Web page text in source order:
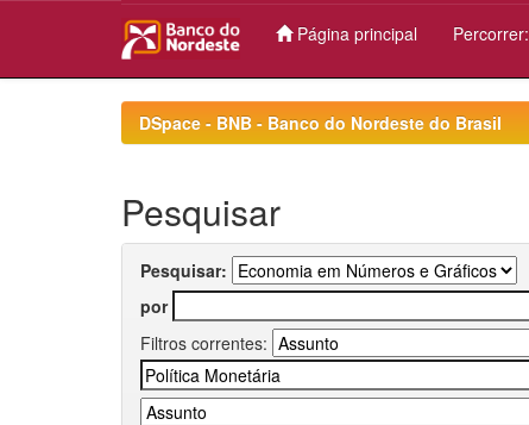
Página principal Percorrer:
DSpace - BNB - Banco do Nordeste do Brasil
Pesquisar
Pesquisar:
por
Filtros correntes: